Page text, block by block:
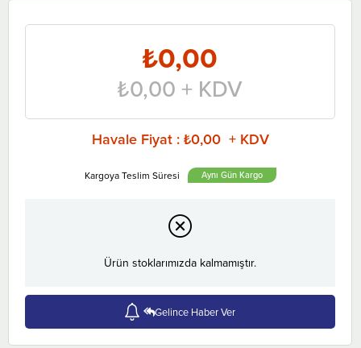
₺0,00
₺0,00 + KDV
Havale Fiyat : ₺0,00 + KDV
Aynı Gün
Ürün stoklarımızda kalmamıştır.
Gelince Haber Ver